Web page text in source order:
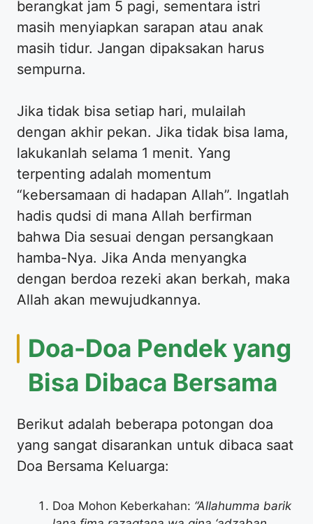
berangkat jam 5 pagi, sementara istri
masih menyiapkan sarapan atau anak
masih tidur. Jangan dipaksakan harus
sempurna.
Jika tidak bisa setiap hari, mulailah
dengan akhir pekan. Jika tidak bisa lama,
lakukanlah selama 1 menit. Yang
terpenting adalah momentum
“kebersamaan di hadapan Allah”. Ingatlah
hadis qudsi di mana Allah berfirman
bahwa Dia sesuai dengan persangkaan
hamba-Nya. Jika Anda menyangka
dengan berdoa rezeki akan berkah, maka
Allah akan mewujudkannya.
Doa-Doa Pendek yang
Bisa Dibaca Bersama
Berikut adalah beberapa potongan doa
yang sangat disarankan untuk dibaca saat
Doa Bersama Keluarga:
Doa Mohon Keberkahan: “Allahumma barik